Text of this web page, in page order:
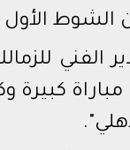
الشوط الأول
الفني